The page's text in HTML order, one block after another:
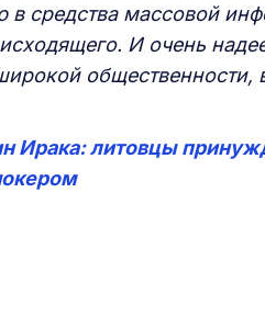
средства массовой
И очень
Ирака: литовцы